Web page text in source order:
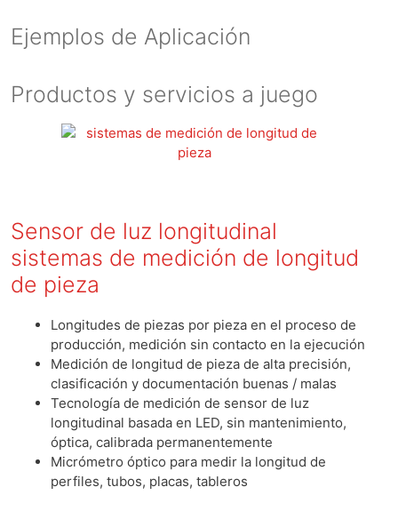
Ejemplos de Aplicación
Productos y servicios a juego
Sensor de luz longitudinal
sistemas de medición de longitud
de pieza
Longitudes de piezas por pieza en el proceso de
producción, medición sin contacto en la ejecución
Medición de longitud de pieza de alta precisión,
clasificación y documentación buenas / malas
Tecnología de medición de sensor de luz
longitudinal basada en LED, sin mantenimiento,
óptica, calibrada permanentemente
Micrómetro óptico para medir la longitud de
perfiles, tubos, placas, tableros